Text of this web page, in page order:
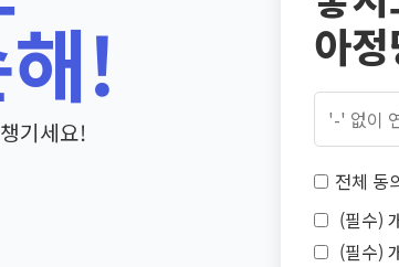
!
기세요!
아
전체 동
(필수)
(필수)